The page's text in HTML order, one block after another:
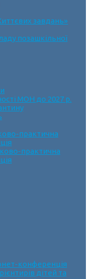
завдань»
позашкільної
МОН до 2027 р.
практична
практична
конференція
дітей та